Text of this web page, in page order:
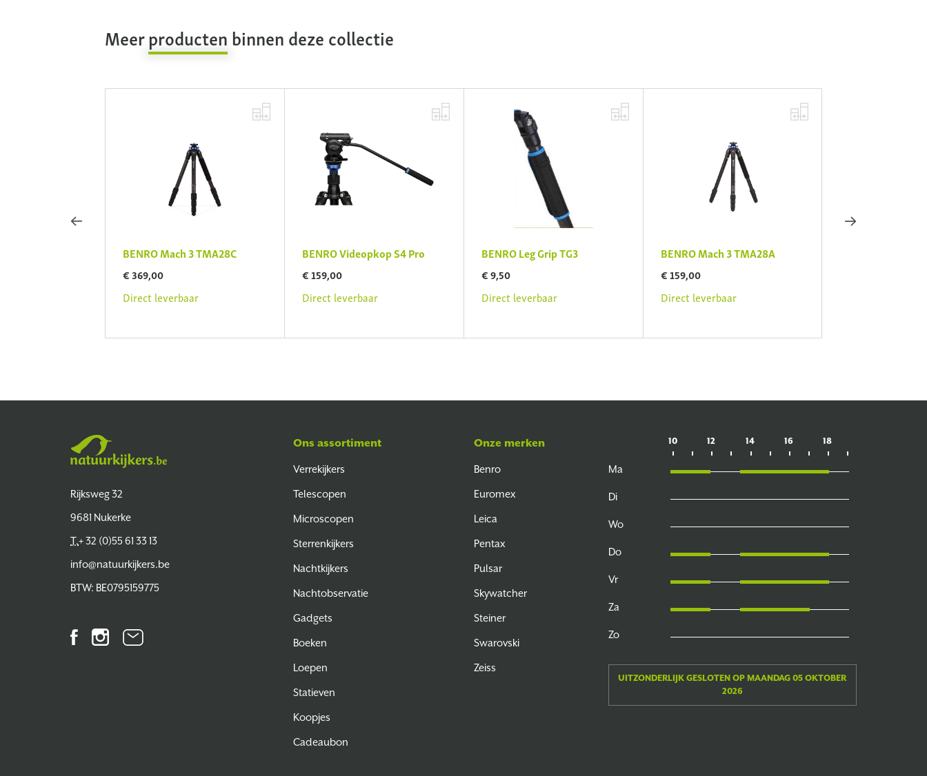
Meerproductenbinnen deze collectie
BENRO Mach 3 TMA28C
€ 369,00
Direct leverbaar
BENRO Videopkop S4 Pro
€ 159,00
Direct leverbaar
BENRO Leg Grip TG3
€ 9,50
Direct leverbaar
BENRO Mach 3 TMA28A
€ 159,00
Direct leverbaar
Rijksweg 32
9681 Nukerke
T.+ 32 (0)55 61 33 13
info@natuurkijkers.be
BTW: BE0795159775
FacebookInstagramNieuwsbrief
Ons assortiment
Verrekijkers
Telescopen
Microscopen
Sterrenkijkers
Nachtkijkers
Nachtobservatie
Gadgets
Boeken
Loepen
Statieven
Koopjes
Cadeaubon
Onze merken
Benro
Euromex
Leica
Pentax
Pulsar
Skywatcher
Steiner
Swarovski
Zeiss
10 12 14 16 18
Ma
Di
Wo
Do
Vr
Za
Zo
UITZONDERLIJK GESLOTEN OP MAANDAG 05 OKTOBER
2026